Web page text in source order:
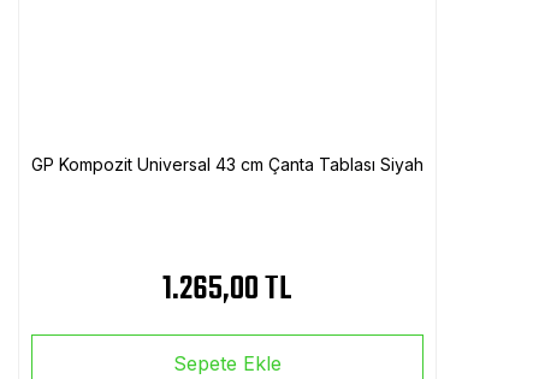
GP Kompozit Universal 43 cm Çanta Tablası Siyah
1.265,00 TL
Sepete Ekle